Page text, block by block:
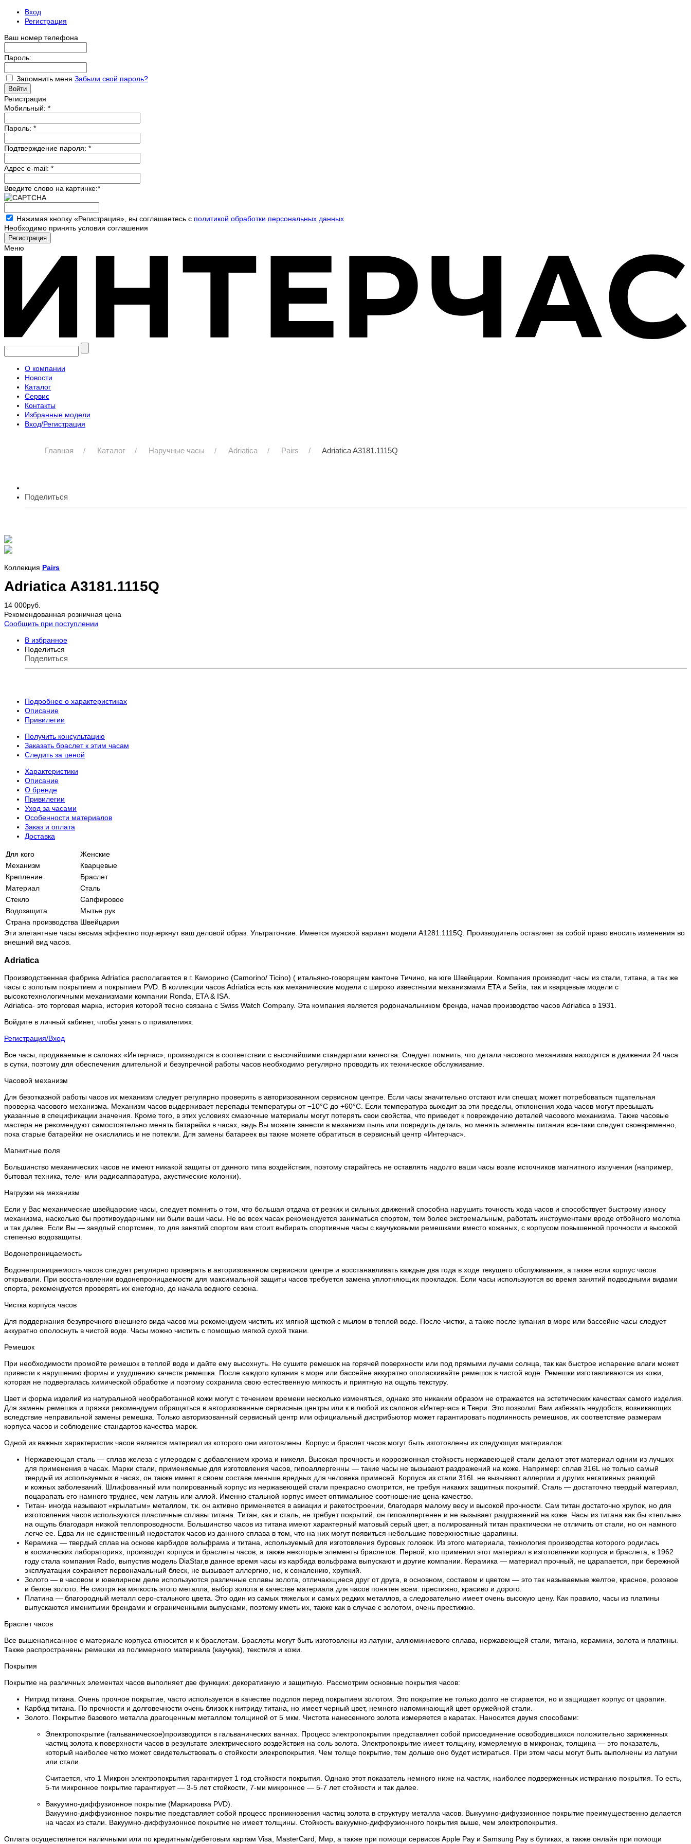
Вход
Регистрация
Ваш номер телефона
Пароль:
Запомнить меня Забыли свой пароль?
Регистрация
Мобильный: *
Пароль: *
Подтверждение пароля: *
Адрес e-mail: *
Введите слово на картинке:*
Нажимая кнопку «Регистрация», вы соглашаетесь с политикой обработки персональных данных
Необходимо принять условия соглашения
Меню
О компании
Новости
Каталог
Сервис
Контакты
Избранные модели
Вход/Регистрация
Главная Каталог Наручные часы Adriatica Pairs Adriatica A3181.1115Q
Поделиться
Коллекция Pairs
Adriatica A3181.1115Q
14 000руб.
Рекомендованная розничная цена
Сообщить при поступлении
В избранное
Поделиться
Поделиться
Подробнее о характеристиках
Описание
Привилегии
Получить консультацию
Заказать браслет к этим часам
Следить за ценой
Характеристики
Описание
О бренде
Привилегии
Уход за часами
Особенности материалов
Заказ и оплата
Доставка
Для кого
Женские
Механизм
Кварцевые
Крепление
Браслет
Материал
Сталь
Стекло
Сапфировое
Водозащита
Мытье рук
Страна производства Швейцария
Эти элегантные часы весьма эффектно подчеркнут ваш деловой образ. Ультратонкие. Имеется мужской вариант модели A1281.1115Q. Производитель оставляет за собой право вносить изменения во
внешний вид часов.
Adriatica
Производственная фабрика Adriatica располагается в г. Каморино (Camorino/ Ticino) ( итальяно-говорящем кантоне Тичино, на юге Швейцарии. Компания производит часы из стали, титана, а так же
часы с золотым покрытием и покрытием PVD. В коллекции часов Adriatica есть как механические модели с широко известными механизмами ETA и Selita, так и кварцевые модели с
высокотехнологичными механизмами компании Ronda, ETA & ISA.
Adriatica- это торговая марка, история которой тесно связана с Swiss Watch Company. Эта компания является родоначальником бренда, начав производство часов Adriatica в 1931.
Войдите в личный кабинет, чтобы узнать о привилегиях.
Регистрация/Вход
Все часы, продаваемые в салонах «Интерчас», производятся в соответствии с высочайшими стандартами качества. Следует помнить, что детали часового механизма находятся в движении 24 часа
в сутки, поэтому для обеспечения длительной и безупречной работы часов необходимо регулярно проводить их техническое обслуживание.
Часовой механизм
Для безотказной работы часов их механизм следует регулярно проверять в авторизованном сервисном центре. Если часы значительно отстают или спешат, может потребоваться тщательная
проверка часового механизма. Механизм часов выдерживает перепады температуры от −10°C до +60°C. Если температура выходит за эти пределы, отклонения хода часов могут превышать
указанные в спецификации значения. Кроме того, в этих условиях смазочные материалы могут потерять свои свойства, что приведет к повреждению деталей часового механизма. Также часовые
мастера не рекомендуют самостоятельно менять батарейки в часах, ведь Вы можете занести в механизм пыль или повредить деталь, но менять элементы питания все-таки следует своевременно,
пока старые батарейки не окислились и не потекли. Для замены батареек вы также можете обратиться в сервисный центр «Интерчас».
Магнитные поля
Большинство механических часов не имеют никакой защиты от данного типа воздействия, поэтому старайтесь не оставлять надолго ваши часы возле источников магнитного излучения (например,
бытовая техника, теле- или радиоаппаратура, акустические колонки).
Нагрузки на механизм
Если у Вас механические швейцарские часы, следует помнить о том, что большая отдача от резких и сильных движений способна нарушить точность хода часов и способствует быстрому износу
механизма, насколько бы противоударными ни были ваши часы. Не во всех часах рекомендуется заниматься спортом, тем более экстремальным, работать инструментами вроде отбойного молотка
и так далее. Если Вы — заядлый спортсмен, то для занятий спортом вам стоит выбирать спортивные часы с каучуковыми ремешками вместо кожаных, с корпусом повышенной прочности и высокой
степенью водозащиты.
Водонепроницаемость
Водонепроницаемость часов следует регулярно проверять в авторизованном сервисном центре и восстанавливать каждые два года в ходе текущего обслуживания, а также если корпус часов
открывали. При восстановлении водонепроницаемости для максимальной защиты часов требуется замена уплотняющих прокладок. Если часы используются во время занятий подводными видами
спорта, рекомендуется проверять их ежегодно, до начала водного сезона.
Чистка корпуса часов
Для поддержания безупречного внешнего вида часов мы рекомендуем чистить их мягкой щеткой с мылом в теплой воде. После чистки, а также после купания в море или бассейне часы следует
аккуратно ополоснуть в чистой воде. Часы можно чистить с помощью мягкой сухой ткани.
Ремешок
При необходимости промойте ремешок в теплой воде и дайте ему высохнуть. Не сушите ремешок на горячей поверхности или под прямыми лучами солнца, так как быстрое испарение влаги может
привести к нарушению формы и ухудшению качеств ремешка. После каждого купания в море или бассейне аккуратно ополаскивайте ремешок в чистой воде. Ремешки изготавливаются из кожи,
которая не подвергалась химической обработке и поэтому сохранила свою естественную мягкость и приятную на ощупь текстуру.
Цвет и форма изделий из натуральной необработанной кожи могут с течением времени несколько изменяться, однако это никаким образом не отражается на эстетических качествах самого изделия.
Для замены ремешка и пряжки рекомендуем обращаться в авторизованные сервисные центры или к в любой из салонов «Интерчас» в Твери. Это позволит Вам избежать неудобств, возникающих
вследствие неправильной замены ремешка. Только авторизованный сервисный центр или официальный дистрибьютор может гарантировать подлинность ремешков, их соответствие размерам
корпуса часов и соблюдение стандартов качества марок.
Одной из важных характеристик часов является материал из которого они изготовлены. Корпус и браслет часов могут быть изготовлены из следующих материалов:
Нержавеющая сталь — сплав железа с углеродом с добавлением хрома и никеля. Высокая прочность и коррозионная стойкость нержавеющей стали делают этот материал одним из лучших
для применения в часах. Марки стали, применяемые для изготовления часов, гипоаллергенны — такие часы не вызывают раздражений на коже. Например: сплав 316L не только самый
твердый из используемых в часах, он также имеет в своем составе меньше вредных для человека примесей. Корпуса из стали 316L не вызывают аллергии и других негативных реакций
и кожных заболеваний. Шлифованный или полированный корпус из нержавеющей стали прекрасно смотрится, не требуя никаких защитных покрытий. Сталь — достаточно твердый материал,
поцарапать его намного труднее, чем латунь или аллой. Именно стальной корпус имеет оптимальное соотношение цена-качество.
Титан- иногда называют «крылатым» металлом, т.к. он активно применяется в авиации и ракетостроении, благодаря малому весу и высокой прочности. Сам титан достаточно хрупок, но для
изготовления часов используются пластичные сплавы титана. Титан, как и сталь, не требует покрытий, он гипоаллергенен и не вызывает раздражений на коже. Часы из титана как бы «теплые»
на ощупь благодаря низкой теплопроводности. Большинство часов из титана имеют характерный матовый серый цвет, а полированный титан практически не отличить от стали, но он намного
легче ее. Едва ли не единственный недостаток часов из данного сплава в том, что на них могут появиться небольшие поверхностные царапины.
Керамика — твердый сплав на основе карбидов вольфрама и титана, используемый для изготовления буровых головок. Из этого материала, технология производства которого родилась
в космических лабораториях, производят корпуса и браслеты часов, а также некоторые элементы браслетов. Первой, кто применил этот материал в изготовлении корпуса и браслета, в 1962
году стала компания Rado, выпустив модель DiaStar,в данное время часы из карбида вольфрама выпускают и другие компании. Керамика — материал прочный, не царапается, при бережной
эксплуатации сохраняет первоначальный блеск, не вызывает аллергию, но, к сожалению, хрупкий.
Золото — в часовом и ювелирном деле используются различные сплавы золота, отличающиеся друг от друга, в основном, составом и цветом — это так называемые желтое, красное, розовое
и белое золото. Не смотря на мягкость этого металла, выбор золота в качестве материала для часов понятен всем: престижно, красиво и дорого.
Платина — благородный металл серо-стального цвета. Это один из самых тяжелых и самых редких металлов, а следовательно имеет очень высокую цену. Как правило, часы из платины
выпускаются именитыми брендами и ограниченными выпусками, поэтому иметь их, также как в случае с золотом, очень престижно.
Браслет часов
Все вышенаписанное о материале корпуса относится и к браслетам. Браслеты могут быть изготовлены из латуни, аллюминиевого сплава, нержавеющей стали, титана, керамики, золота и платины.
Также распространены ремешки из полимерного материала (каучука), текстиля и кожи.
Покрытия
Покрытие на различных элементах часов выполняет две функции: декоративную и защитную. Рассмотрим основные покрытия часов:
Нитрид титана. Очень прочное покрытие, часто используется в качестве подслоя перед покрытием золотом. Это покрытие не только долго не стирается, но и защищает корпус от царапин.
Карбид титана. По прочности и долговечности очень близок к нитриду титана, но имеет черный цвет, немного напоминающий цвет оружейной стали.
Золото. Покрытие базового металла драгоценным металлом толщиной от 5 мкм. Чистота нанесенного золота измеряется в каратах. Наносится двумя способами:
Электропокрытие (гальваническое)производится в гальванических ваннах. Процесс электропокрытия представляет собой присоединение освободившихся положительно заряженных
частиц золота к поверхности часов в результате электрического воздействия на соль золота. Электропокрытие имеет толщину, измеряемую в микронах, толщина — это показатель,
который наиболее четко может свидетельствовать о стойкости элекропокрытия. Чем толще покрытие, тем дольше оно будет истираться. При этом часы могут быть выполнены из латуни
или стали.
Считается, что 1 Микрон электропокрытия гарантирует 1 год стойкости покрытия. Однако этот показатель немного ниже на частях, наиболее подверженных истиранию покрытия. То есть,
5-ти микронное покрытие гарантирует — 3-5 лет стойкости, 7-ми микронное — 5-7 лет стойкости и так далее.
Вакуумно-диффузионное покрытие (Маркировка PVD).
Вакуумно-диффузионное покрытие представляет собой процесс проникновения частиц золота в структуру металла часов. Выкуумно-дифуззионное покрытие преимущественно делается
на часах из стали. Вакуумно-диффузионное покрытие не имеет толщины. Стойкость вакуумно-диффузионного покрытия выше, чем электропокрытия.
Оплата осуществляется наличными или по кредитным/дебетовым картам Visa, MasterCard, Мир, а также при помощи сервисов Apple Pay и Samsung Pay в бутиках, а также онлайн при помощи